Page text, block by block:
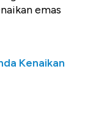
emas
Kenaikan